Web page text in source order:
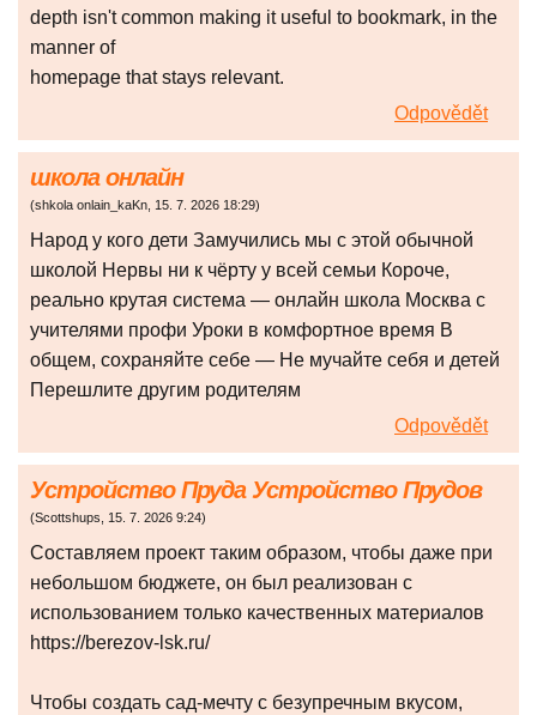
depth isn't common making it useful to bookmark, in the
manner of
homepage that stays relevant.
Odpovědět
школа онлайн
(shkola onlain_kaKn, 15. 7. 2026 18:29)
Народ у кого дети Замучились мы с этой обычной
школой Нервы ни к чёрту у всей семьи Короче,
реально крутая система — онлайн школа Москва с
учителями профи Уроки в комфортное время В
общем, сохраняйте себе — Не мучайте себя и детей
Перешлите другим родителям
Odpovědět
Устройство Пруда Устройство Прудов
(Scottshups, 15. 7. 2026 9:24)
Составляем проект таким образом, чтобы даже при
небольшом бюджете, он был реализован с
использованием только качественных материалов
https://berezov-lsk.ru/
Чтобы создать сад-мечту с безупречным вкусом,